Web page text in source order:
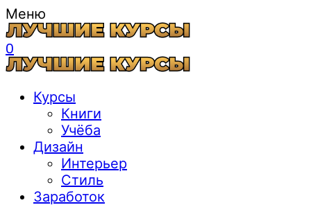
Меню
0
Курсы
Книги
Учёба
Дизайн
Интерьер
Стиль
Заработок